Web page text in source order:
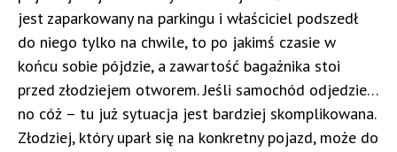
jest zaparkowany na parkingu i właściciel podszedł
do niego tylko na chwile, to po jakimś czasie w
końcu sobie pójdzie, a zawartość bagażnika stoi
przed złodziejem otworem. Jeśli samochód odjedzie…
no cóż – tu już sytuacja jest bardziej skomplikowana.
Złodziej, który uparł się na konkretny pojazd, może do